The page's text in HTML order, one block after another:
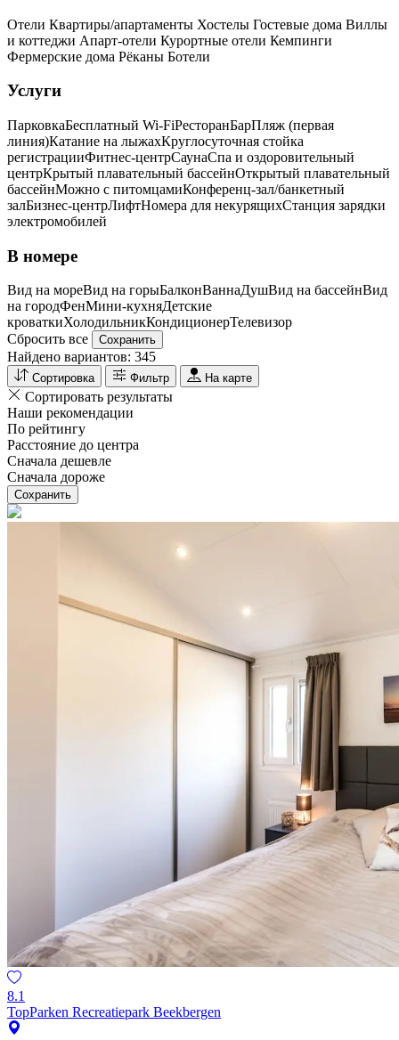
Отели Квартиры/апартаменты Хостелы Гостевые дома Виллы
и коттеджи Апарт-отели Курортные отели Кемпинги
Фермерские дома Рёканы Ботели
Услуги
ПарковкаБесплатный Wi-FiРесторанБарПляж (первая
линия)Катание на лыжахКруглосуточная стойка
регистрацииФитнес-центрСаунаСпа и оздоровительный
центрКрытый плавательный бассейнОткрытый плавательный
бассейнМожно с питомцамиКонференц-зал/банкетный
залБизнес-центрЛифтНомера для некурящихCтанция зарядки
электромобилей
В номере
Вид на мореВид на горыБалконВаннаДушВид на бассейнВид
на городФенМини-кухняДетские
кроваткиХолодильникКондиционерТелевизор
Сбросить все
Сохранить
Найдено вариантов: 345
Сортировка Фильтр На карте
Сортировать результаты
Наши рекомендации
По рейтингу
Расстояние до центра
Сначала дешевле
Сначала дороже
Сохранить
8.1
TopParken Recreatiepark Beekbergen